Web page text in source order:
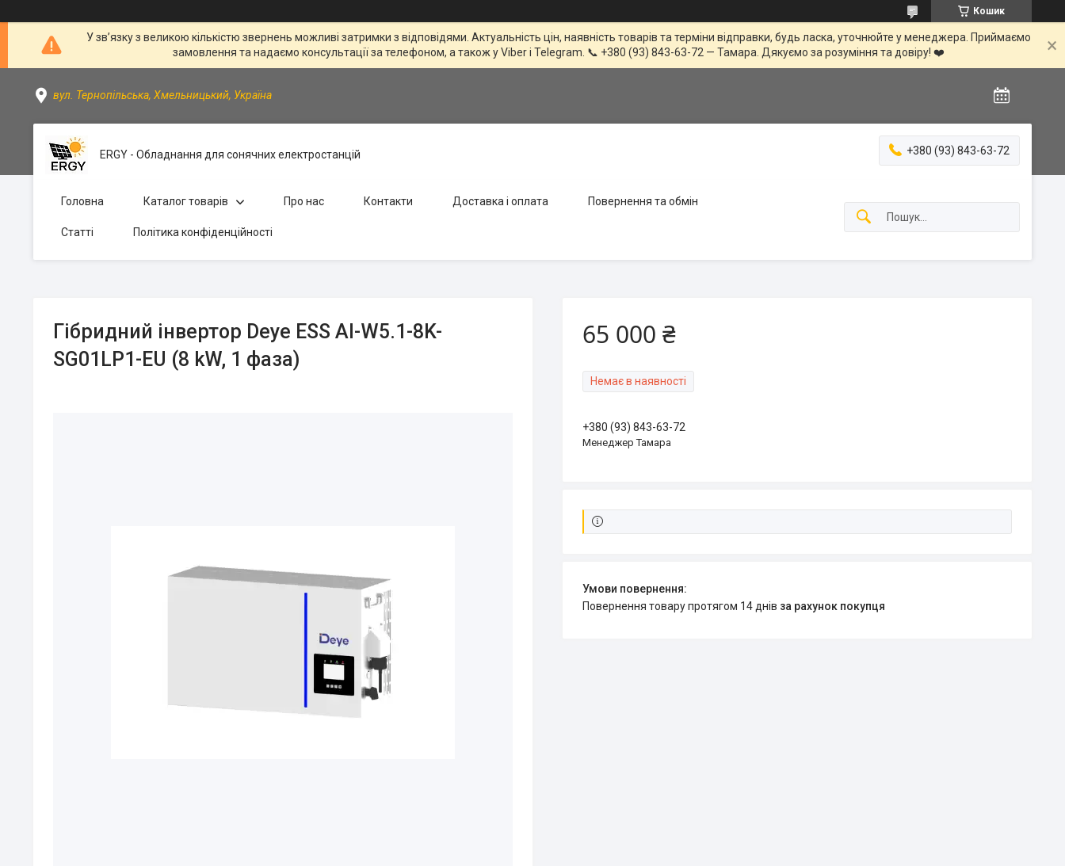
Кошик
У зв’язку з великою кількістю звернень можливі затримки з відповідями. Актуальність цін, наявність товарів та терміни відправки, будь ласка, уточнюйте у менеджера. Приймаємо
замовлення та надаємо консультації за телефоном, а також у Viber і Telegram. 📞 +380 (93) 843-63-72 — Тамара. Дякуємо за розуміння та довіру! ❤️
вул. Тернопільська, Хмельницький, Україна
ERGY - Обладнання для сонячних електростанцій +380 (93) 843-63-72
Головна Каталог товарів Про нас Контакти Доставка і оплата Повернення та обмін
Статті Політика конфіденційності
Гібридний інвертор Deye ESS AI-W5.1-8K-
SG01LP1-EU (8 kW, 1 фаза)
65 000 ₴
Немає в наявності
+380 (93) 843-63-72
Менеджер Тамара
повернення товару протягом 14 днів за рахунок покупця